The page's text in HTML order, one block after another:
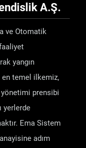
A.Ş.
ve Otomatik
yangın
en temel ilkemiz,
prensibi
yerlerde
Ema Sistem
adım